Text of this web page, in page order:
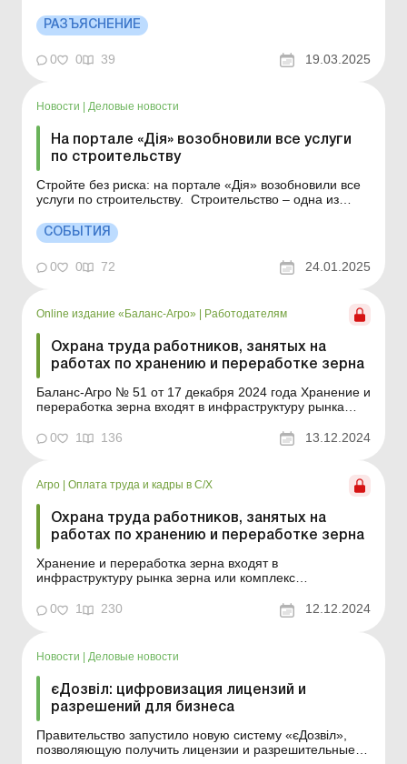
разрешения (на спецводопользование, выбросы в
атмосферный воздух и обработку отходов) на первую
установку; «разрешение и смерть» на вторую уст...
РАЗЪЯСНЕНИЕ
0 0 39 19.03.2025
Новости | Деловые новости
На портале «Дія» возобновили все услуги
по строительству
Стройте без риска: на портале «Дія» возобновили все
услуги по строительству. Строительство – одна из
хитрых чиновников и долгой мороки. Чтобы подписать
документ или получить разрешение, приходилось
СОБЫТИЯ
0 0 72 24.01.2025
Online издание «Баланс-Агро» Работодателям
Охрана труда работников, занятых на
работах по хранению и переработке зерна
Баланс-Агро № 51 от 17 декабря 2024 года Хранение и
переработка зерна входят в инфраструктуру рынка
непроизводственных формирований, обеспечивающих
условия производства зерна, его заготовки, хранения,
финансовых и ...
0 1 136 13.12.2024
Агро Оплата труда и кадры в С/Х
Охрана труда работников, занятых на
работах по хранению и переработке зерна
Хранение и переработка зерна входят в
инфраструктуру рынка зерна или комплекс
формирований, обеспечивающих условия
производства зерна, его заготовки, хранения,
финансовых и других услуг. В этих процессах
задействова...
0 1 230 12.12.2024
Новости | Деловые новости
єДозвіл: цифровизация лицензий и
разрешений для бизнеса
Правительство запустило новую систему «єДозвіл»,
позволяющую получить лицензии и разрешительные